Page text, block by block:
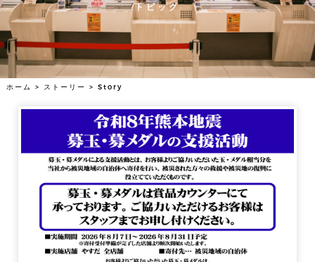
代表挨拶 基本情報
理念実現に向けて
安田屋の歴史
店舗情報
東京 埼玉 千葉
SDGs情報 環境対策活動
社会貢献活動
社会との共存
物件情報募集
採用情報
トピック
ホーム > ストーリー > Story